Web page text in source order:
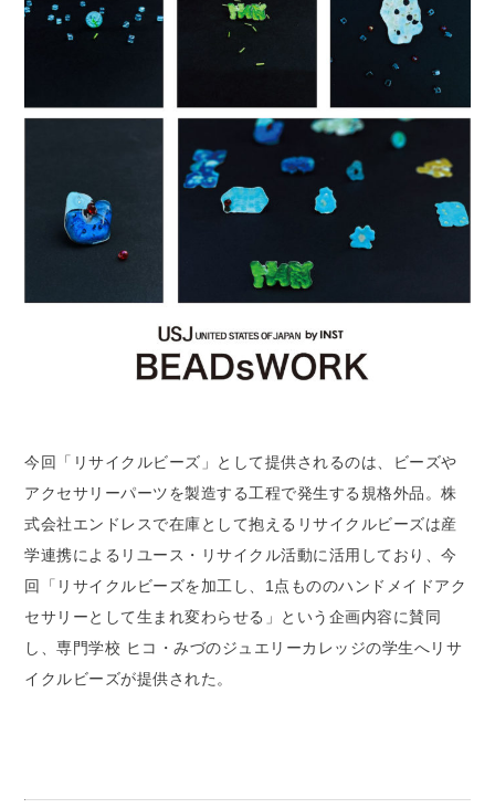
今回「リサイクルビーズ」として提供されるのは、ビーズや
アクセサリーパーツを製造する工程で発生する規格外品。株
式会社エンドレスで在庫として抱えるリサイクルビーズは産
学連携によるリユース・リサイクル活動に活用しており、今
回「リサイクルビーズを加工し、1点もののハンドメイドアク
セサリーとして生まれ変わらせる」という企画内容に賛同
し、専門学校 ヒコ・みづのジュエリーカレッジの学生へリサ
イクルビーズが提供された。